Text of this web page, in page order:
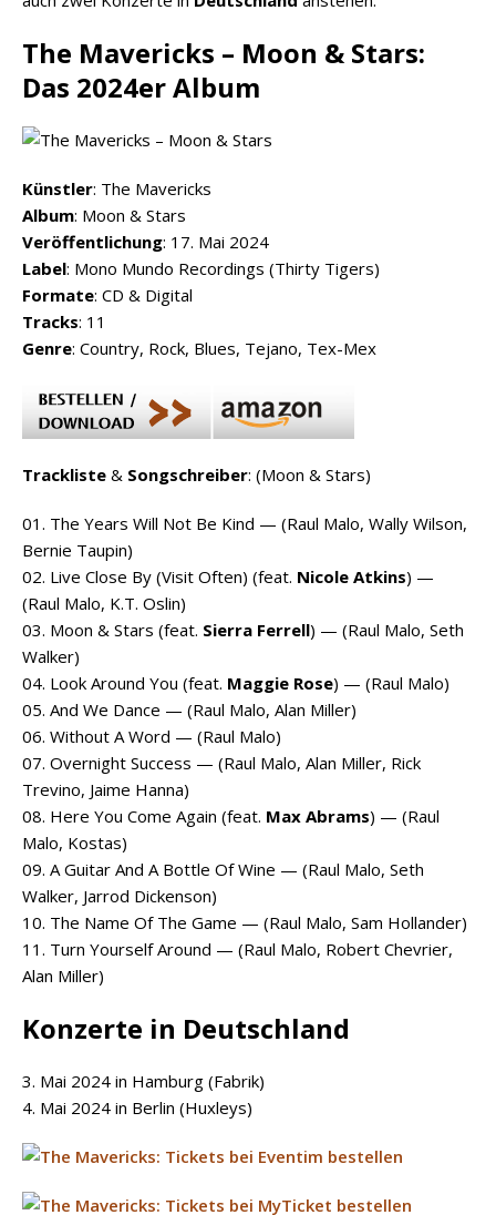
The Mavericks – Moon & Stars:
Das 2024er Album
Künstler: The Mavericks
Album: Moon & Stars
Veröffentlichung: 17. Mai 2024
Label: Mono Mundo Recordings (Thirty Tigers)
Formate: CD & Digital
Tracks: 11
Genre: Country, Rock, Blues, Tejano, Tex-Mex
Trackliste & Songschreiber: (Moon & Stars)
01. The Years Will Not Be Kind — (Raul Malo, Wally Wilson,
Bernie Taupin)
02. Live Close By (Visit Often) (feat. Nicole Atkins) —
(Raul Malo, K.T. Oslin)
03. Moon & Stars (feat. Sierra Ferrell) — (Raul Malo, Seth
Walker)
04. Look Around You (feat. Maggie Rose) — (Raul Malo)
05. And We Dance — (Raul Malo, Alan Miller)
06. Without A Word — (Raul Malo)
07. Overnight Success — (Raul Malo, Alan Miller, Rick
Trevino, Jaime Hanna)
08. Here You Come Again (feat. Max Abrams) — (Raul
Malo, Kostas)
09. A Guitar And A Bottle Of Wine — (Raul Malo, Seth
Walker, Jarrod Dickenson)
10. The Name Of The Game — (Raul Malo, Sam Hollander)
11. Turn Yourself Around — (Raul Malo, Robert Chevrier,
Alan Miller)
Konzerte in Deutschland
3. Mai 2024 in Hamburg (Fabrik)
4. Mai 2024 in Berlin (Huxleys)